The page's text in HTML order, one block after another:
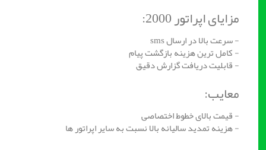
مزایای اپراتور 2000:
- سرعت بالا در ارسال sms
- کامل‌ ترین هزینه بازگشت پیام
- قابلیت دریافت گزارش دقیق
معایب:
- قیمت بالای خطوط اختصاصی
- هزینه تمدید سالیانه بالا نسبت به سایر اپراتور ها